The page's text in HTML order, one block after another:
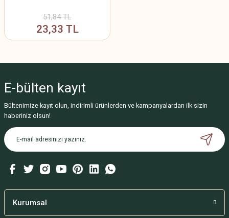
51,84 TL
23,33 TL
E-bülten kayıt
Bültenimize kayıt olun, indirimli ürünlerden ve kampanyalardan ilk sizin
haberiniz olsun!
Kurumsal